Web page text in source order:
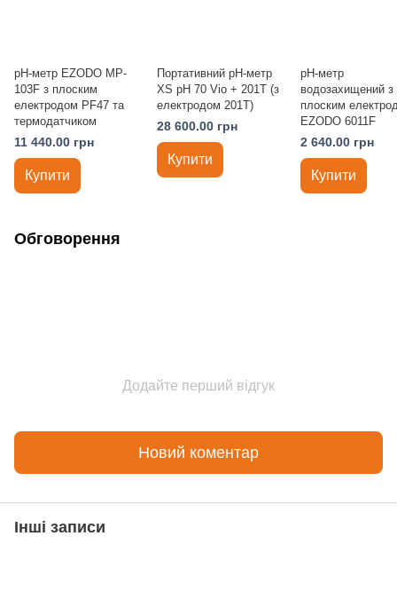
рН-метр EZODO MP-
103F з плоским
електродом PF47 та
термодатчиком
11 440.00 грн
Купити
Портативний pH-метр
XS pH 70 Vio + 201T (з
електродом 201T)
28 600.00 грн
Купити
рН-метр
водозахищений з
плоским
EZODO 6011F
2 640.00 грн
Купити
Обговорення
Додайте перший відгук
Новий коментар
Інші записи